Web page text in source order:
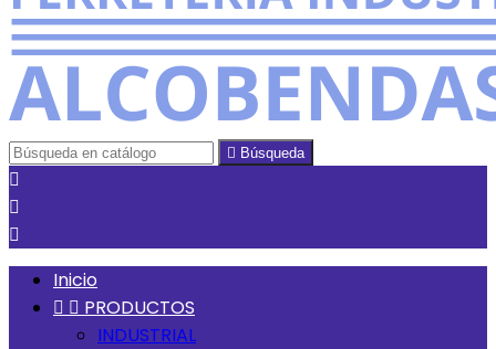
 Búsqueda



Inicio
  PRODUCTOS
INDUSTRIAL